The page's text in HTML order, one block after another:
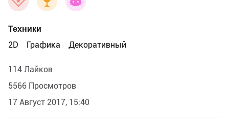
воплощением небесного сияния, света, поэтому со
«русалиях»: древних языческих празднествах в честь
берегинь - лесных русалок.
обращались просватанные невесты, этим они
живут в воде, там и рождаются.
Техники
2D
Графика Декоративный
114 Лайков
5566 Просмотров
17 Август 2017, 15:40